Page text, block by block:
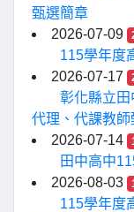
甄選簡章
2026-07-09
115學年度
2026-07-17
彰化縣立
代理、代課教師
2026-07-14
田中高中
2026-08-03
115學年度